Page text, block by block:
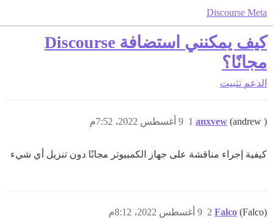
Discourse Meta
كيف يمكنني استضافة Discourse
مجانًا؟
الدعم تثبيت
anxvew (andrew ) 9 أغسطس 2022، 7:52م 1
كيفية إجراء مناقشة على جهاز الكمبيوتر مجانًا دون تنزيل أي شيء
Falco (Falco) 9 أغسطس 2022، 8:12م 2